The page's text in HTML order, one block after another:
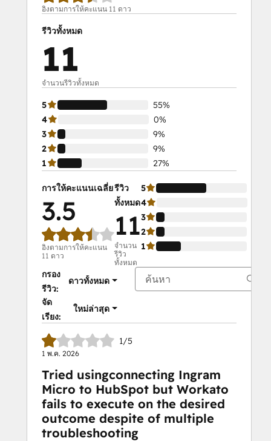
อิงตามการให้คะแนน 11 ดาว
รีวิวทั้งหมด
11
จำนวนรีวิวทั้งหมด
5
55%
4
0%
3
9%
2
9%
1
27%
การให้คะแนนเฉลี่ย
3.5
อิงตามการให้คะแนน
11 ดาว
รีวิว
ทั้งหมด
11
จำนวน
รีวิว
ทั้งหมด
5
4
3
2
1
กรอง
รีวิว:
ดาวทั้งหมด
จัด
เรียง:
ใหม่ล่าสุด
1/5
1 พ.ค. 2026
Tried usingconnecting Ingram
Micro to HubSpot but Workato
fails to execute on the desired
outcome despite of multiple
troubleshooting